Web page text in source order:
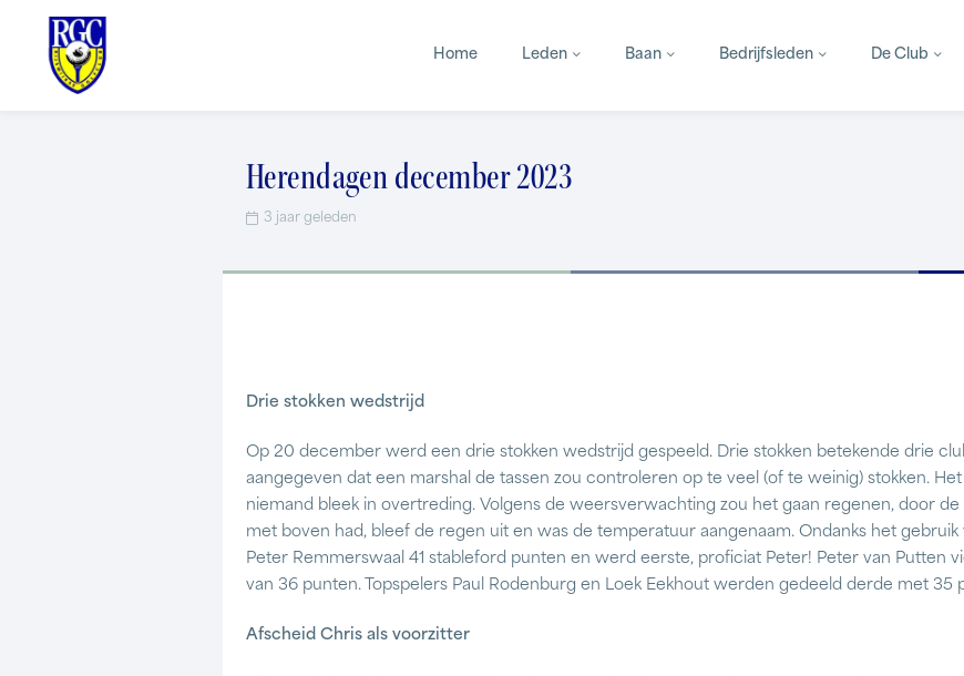
Home Leden Baan Bedrijfsleden De Club
Herendagen december 2023
3 jaar geleden
Drie stokken wedstrijd
Op 20 december werd een drie stokken wedstrijd gespeeld. Drie stokken betekende drie
aangegeven dat een marshal de tassen zou controleren op te veel (of te weinig) stokken.
niemand bleek in overtreding. Volgens de weersverwachting zou het gaan regenen, door
met boven had, bleef de regen uit en was de temperatuur aangenaam. Ondanks het gebruik
Peter Remmerswaal 41 stableford punten en werd eerste, proficiat Peter! Peter van Putten
van 36 punten. Topspelers Paul Rodenburg en Loek Eekhout werden gedeeld derde met 35
Afscheid Chris als voorzitter